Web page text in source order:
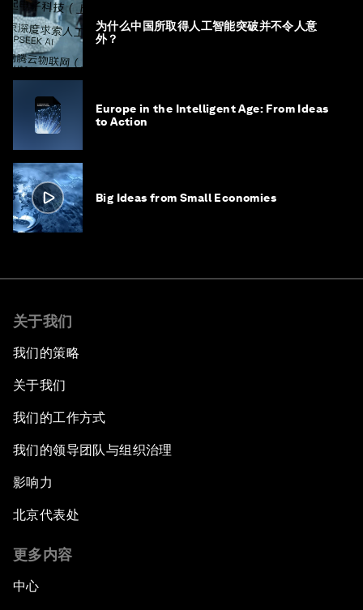
为什么中国所取得人工智能突破并不令人意
外？
Europe in the Intelligent Age: From Ideas
to Action
Big Ideas from Small Economies
关于我们
我们的策略
关于我们
我们的工作方式
我们的领导团队与组织治理
影响力
北京代表处
更多内容
中心